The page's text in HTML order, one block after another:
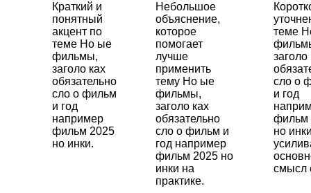
Краткий и
понятный
акцент по
теме Но ые
фильмы,
заголо ках
обязательно
сло о фильм
и год
например
фильм 2025
но инки.
Небольшое
объяснение,
которое
помогает
лучше
применить
тему Но ые
фильмы,
заголо ках
обязательно
сло о фильм и
год например
фильм 2025 но
инки на
практике.
теме
заголо
сло о
и год
фильм
но
смысл